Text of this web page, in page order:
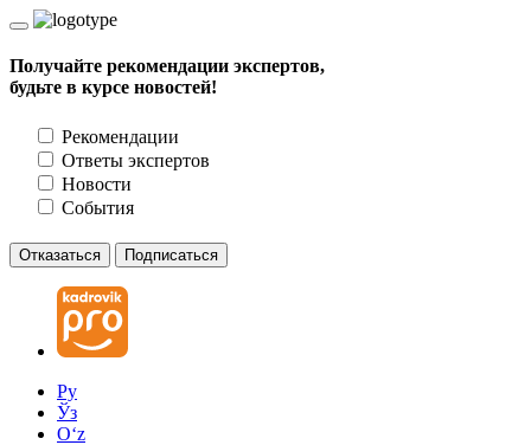
Получайте рекомендации экспертов,
будьте в курсе новостей!
Рекомендации
Ответы экспертов
Новости
События
Отказаться Подписаться
Ру
Ўз
Oʻz